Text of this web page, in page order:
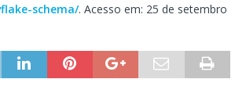
schema/. Acesso em: 25 de setembro